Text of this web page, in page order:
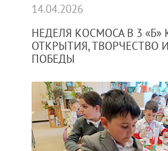
НЕДЕЛЯ КОСМОСА В 3 «Б»
ОТКРЫТИЯ, ТВОРЧЕСТВО
ПОБЕДЫ
14.04.2026